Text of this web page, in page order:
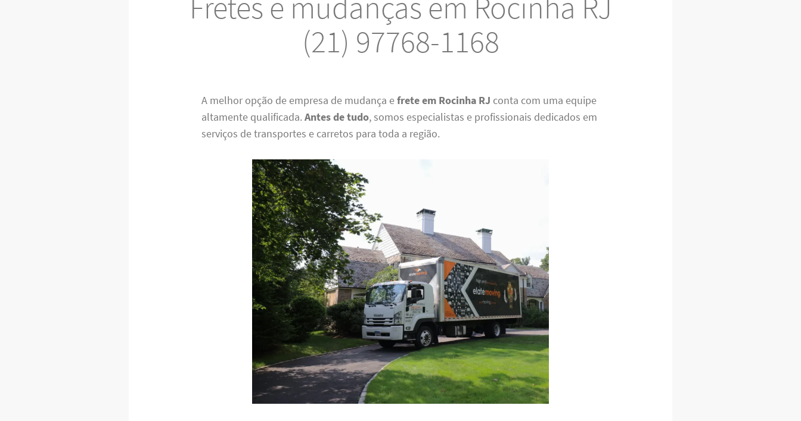
(21) 97768-1168
A melhor opção de empresa de mudança efrete em Rocinha RJ conta com uma equipe
altamente qualificada.Antes de tudo, somos especialistas e profissionais dedicados em
serviços de transportes e carretos para toda a região.